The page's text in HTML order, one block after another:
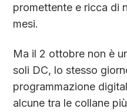
promettente e ricca di
mesi.
Ma il 2 ottobre non è
soli DC, lo stesso
programmazione
alcune tra le collane